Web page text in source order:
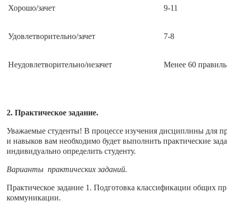
Хорошо/зачет 9-11
Удовлетворительно/зачет 7-8
Неудовлетворительно/незачет Менее 60
2. Практическое задание.
Уважаемые студенты! В процессе изучения дисциплины для
и навыков вам необходимо будет выполнить практические
индивидуально определить студенту.
Варианты практических заданий.
Практическое задание 1. Подготовка классификации общих
коммуникации.